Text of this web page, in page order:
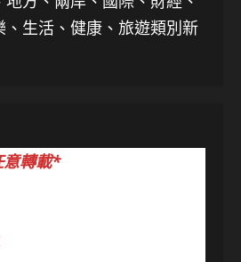
生活、健康、旅遊類別新
意轉載*